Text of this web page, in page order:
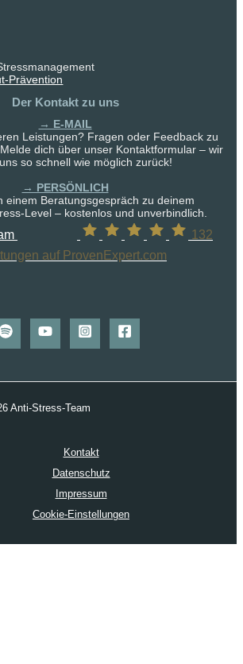
Prävention
Der Kontakt zu uns
→ E-MAIL
Leistungen? Fragen oder Feedback zu
dich über unser Kontaktformular – wir
so schnell wie möglich zurück!
→ PERSÖNLICH
einem Beratungsgespräch zu deinem
Level – kostenlos und unverbindlich.
132
auf ProvenExpert.com
Anti-Stress-Team
Kontakt
Datenschutz
Impressum
Cookie-Einstellungen